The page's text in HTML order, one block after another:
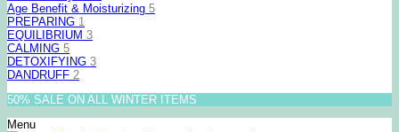
Age Benefit & Moisturizing 5
PREPARING 1
EQUILIBRIUM 3
CALMING 5
DETOXIFYING 3
DANDRUFF 2
50% SALE ON ALL WINTER ITEMS
Menu